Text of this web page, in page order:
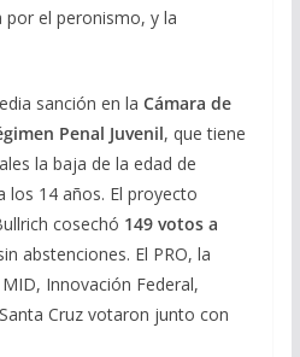
por el peronismo, y la
sanción en la Cámara de
Penal Juvenil, que tiene
la baja de la edad de
los 14 años. El proyecto
cosechó 149 votos a
abstenciones. El PRO, la
Innovación Federal,
Cruz votaron junto con